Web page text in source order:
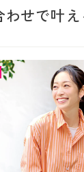
ズ下着
日用品
・家具通販すべて
て
リメント
べて
ズ下着
用品
家具通販すべて
ファブリック
て
リメント
て
すべて
せで叶